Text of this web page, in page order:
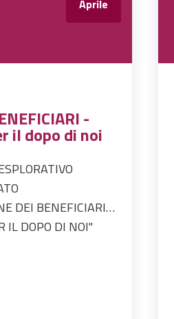
Aprile
-
il dopo di noi
DEI BENEFICIARI
ALLA LINEA
IL DOPO DI NOI"